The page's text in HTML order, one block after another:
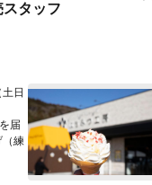
タッフ
日
届
（練